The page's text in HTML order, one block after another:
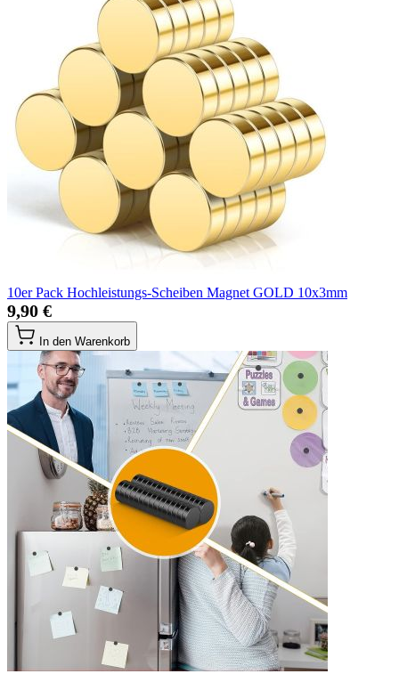
10er Pack Hochleistungs-Scheiben Magnet GOLD 10x3mm
9,90 €
In den Warenkorb